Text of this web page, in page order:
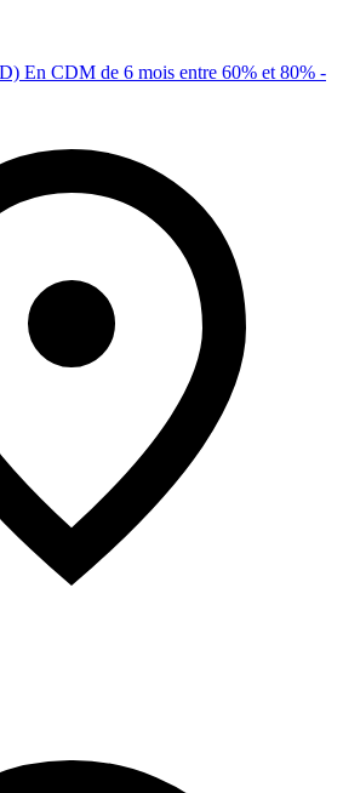
En CDM de 6 mois entre 60% et 80% -